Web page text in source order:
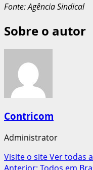
Fonte: Agência Sindical
Sobre o autor
Contricom
Administrator
Visite o siteVer todas